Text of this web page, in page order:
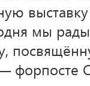
мы
форпосте